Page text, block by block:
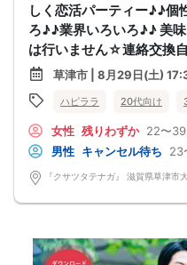
しく恋活パーティー♪♪個
ろ♪♪業界いろいろ♪♪ 美
は行いません☆連絡交換
草津市 | 8月29日(土)
ハピララ 20代向け
女性 残りわずか 22〜
男性 キャンセル待ち 23
『クサツタテナガ』 滋賀県草津